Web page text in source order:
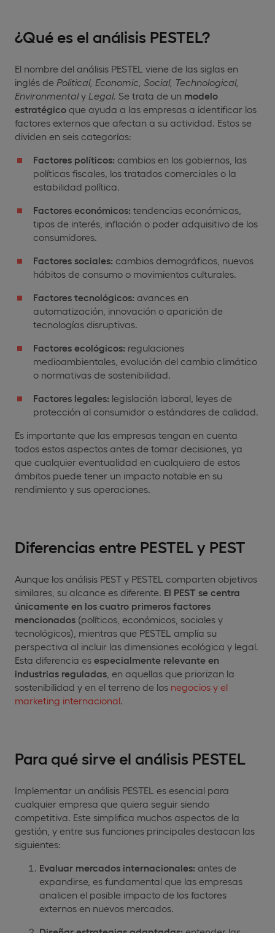
¿Qué es el análisis PESTEL?
El nombre del análisis PESTEL viene de las siglas en
inglés de Political, Economic, Social, Technological,
Environmentaly Legal. Se trata de un modelo
estratégico que ayuda a las empresas a identificar los
factores externos que afectan a su actividad. Estos se
dividen en seis categorías:
Factores políticos: cambios en los gobiernos, las
políticas fiscales, los tratados comerciales o la
estabilidad política.
Factores económicos: tendencias económicas,
tipos de interés, inflación o poder adquisitivo de los
consumidores.
Factores sociales: cambios demográficos, nuevos
hábitos de consumo o movimientos culturales.
Factores tecnológicos: avances en
automatización, innovación o aparición de
tecnologías disruptivas.
Factores ecológicos: regulaciones
medioambientales, evolución del cambio climático
o normativas de sostenibilidad.
Factores legales: legislación laboral, leyes de
protección al consumidor o estándares de calidad.
Es importante que las empresas tengan en cuenta
todos estos aspectos antes de tomar decisiones, ya
que cualquier eventualidad en cualquiera de estos
ámbitos puede tener un impacto notable en su
rendimiento y sus operaciones.
Diferencias entre PESTEL y PEST
Aunque los análisis PEST y PESTEL comparten objetivos
similares, su alcance es diferente. El PEST se centra
únicamente en los cuatro primeros factores
mencionados (políticos, económicos, sociales y
tecnológicos), mientras que PESTEL amplía su
perspectiva al incluir las dimensiones ecológica y legal.
Esta diferencia es especialmente relevante en
industrias reguladas , en aquellas que priorizan la
sostenibilidad y en el terreno de los negocios y el
marketing internacional
Para qué sirve el análisis PESTEL
Implementar un análisis PESTEL es esencial para
cualquier empresa que quiera seguir siendo
competitiva. Este simplifica muchos aspectos de la
gestión, y entre sus funciones principales destacan las
siguientes:
Evaluar mercados internacionales: antes de
expandirse, es fundamental que las empresas
analicen el posible impacto de los factores
externos en nuevos mercados.